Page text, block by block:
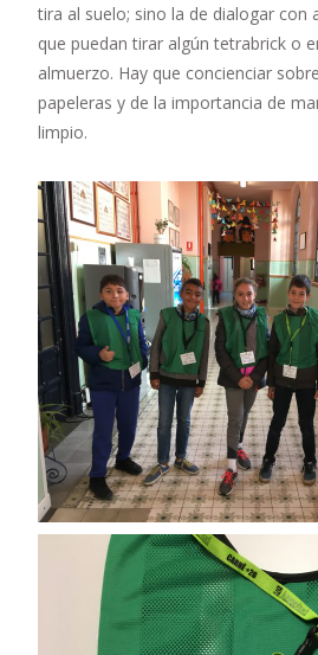
tira al suelo; sino la de dialogar con
que puedan tirar algún tetrabrick o
almuerzo. Hay que concienciar
papeleras y de la importancia de
limpio.